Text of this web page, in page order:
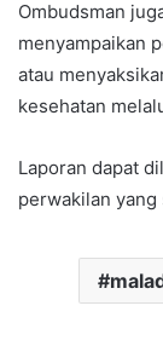
Ombudsman
menyampaikan
atau
kesehatan
Laporan dapat
perwakilan